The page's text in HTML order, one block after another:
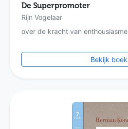
De Superpromoter
Rijn Vogelaar
over de kracht van enthousiasme
Bekijk boek